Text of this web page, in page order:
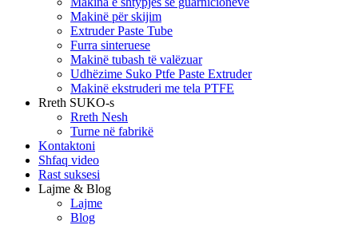
Makinë për skijim
Extruder Paste Tube
Furra sinteruese
Makinë tubash të valëzuar
Udhëzime Suko Ptfe Paste Extruder
Makinë ekstruderi me tela PTFE
Rreth SUKO-s
Rreth Nesh
Turne në fabrikë
Kontaktoni
Shfaq video
Rast suksesi
Lajme & Blog
Lajme
Blog